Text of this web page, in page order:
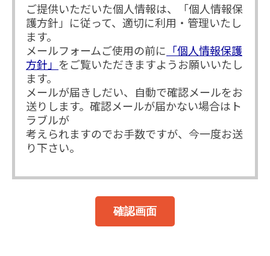
ご提供いただいた個人情報は、「個人情報保
護方針」に従って、適切に利用・管理いたし
ます。
メールフォームご使用の前に 「個人情報保護
方針」 をご覧いただきますようお願いいたし
ます。
メールが届きしだい、自動で確認メールをお
送りします。確認メールが届かない場合はト
ラブルが
考えられますのでお手数ですが、今一度お送
り下さい。